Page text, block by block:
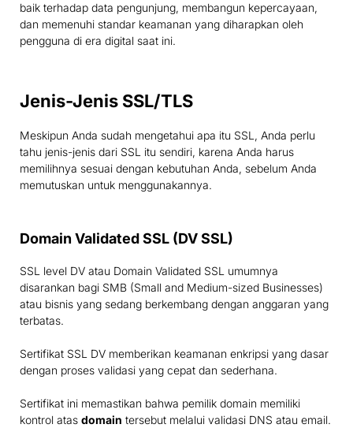
baik terhadap data pengunjung, membangun kepercayaan,
dan memenuhi standar keamanan yang diharapkan oleh
pengguna di era digital saat ini.
Jenis-Jenis SSL/TLS
Meskipun Anda sudah mengetahui apa itu SSL, Anda perlu
tahu jenis-jenis dari SSL itu sendiri, karena Anda harus
memilihnya sesuai dengan kebutuhan Anda, sebelum Anda
memutuskan untuk menggunakannya.
Domain Validated SSL (DV SSL)
SSL level DV atau Domain Validated SSL umumnya
disarankan bagi SMB (Small and Medium-sized Businesses)
atau bisnis yang sedang berkembang dengan anggaran yang
terbatas.
Sertifikat SSL DV memberikan keamanan enkripsi yang dasar
dengan proses validasi yang cepat dan sederhana.
Sertifikat ini memastikan bahwa pemilik domain memiliki
kontrol atas domain tersebut melalui validasi DNS atau email.